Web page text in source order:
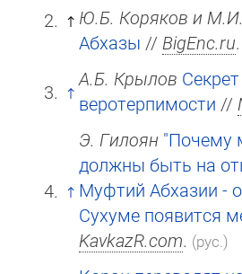
Ю.Б. Коряков и
Абхазы // BigEnc.ru.
А.Б. Крылов
веротерпимости //
Э. Гилоян "Почему
должны быть на
Муфтий Абхазии -
Сухуме появится
KavkazR.com. (рус.)